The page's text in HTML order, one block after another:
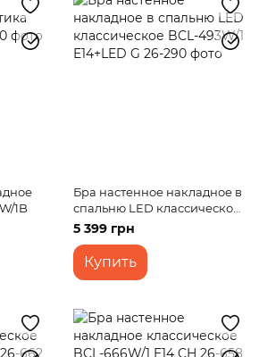
1B
Бра настенное накладное в
спальню LED классическое
BCL-493W/1 E14+LED G
5 399 грн
Купить